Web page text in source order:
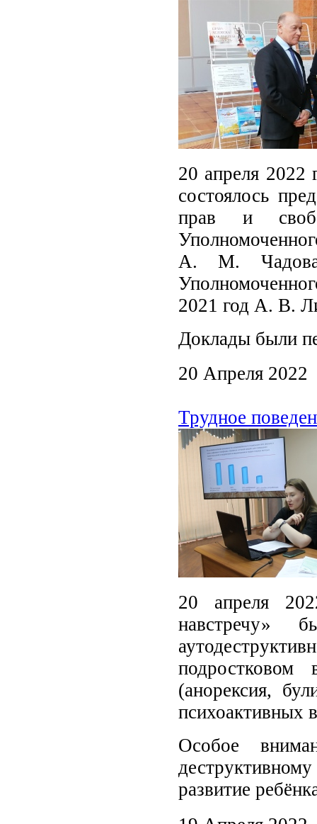
20 апреля 2022
состоялось
прав и
А. М. Чадова
2021 год А. В.
Доклады были
20 Апреля 2022
Трудное
20 апреля
навстречу»
подростковом
(анорексия,
психоактивных
Особое
развитие